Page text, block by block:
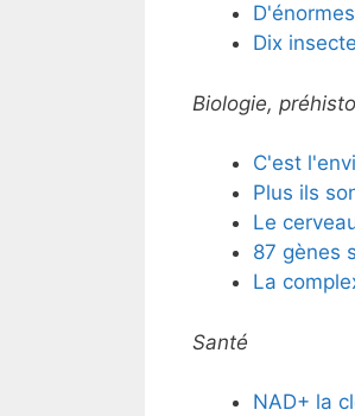
Dix
Biologie,
C'est
Plus ils
Le
87 gènes
La
Santé
NAD+ la